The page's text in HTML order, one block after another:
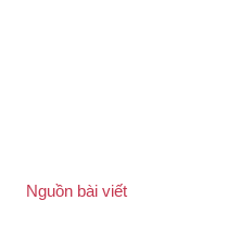
Nguồn bài viết